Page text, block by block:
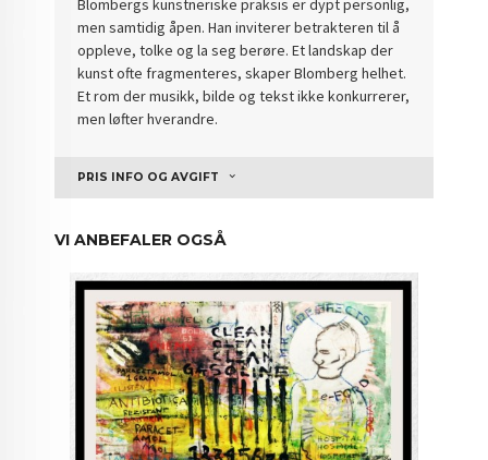
Blombergs kunstneriske praksis er dypt personlig,
men samtidig åpen. Han inviterer betrakteren til å
oppleve, tolke og la seg berøre. Et landskap der
kunst ofte fragmenteres, skaper Blomberg helhet.
Et rom der musikk, bilde og tekst ikke konkurrerer,
men løfter hverandre.
PRIS INFO OG AVGIFT
VI ANBEFALER OGSÅ